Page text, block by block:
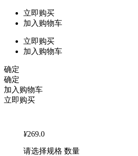
立即购买
加入购物车
立即购买
加入购物车
确定
确定
加入购物车
立即购买
¥269.0
请选择规格 数量